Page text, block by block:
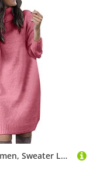
Strickjacke Damen, Sweater Longpullover Strick Oversize Rollkragen Winterkleidung Strickpullover Lässig Pulloverkleid Rollkragenpullover Lässig Für Leggings Festlich Longpulli